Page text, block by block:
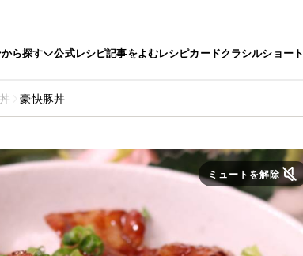
ら探す 公式レシピ記事をよむレシピカードクラシルショート
豪快豚丼
ミュートを解除